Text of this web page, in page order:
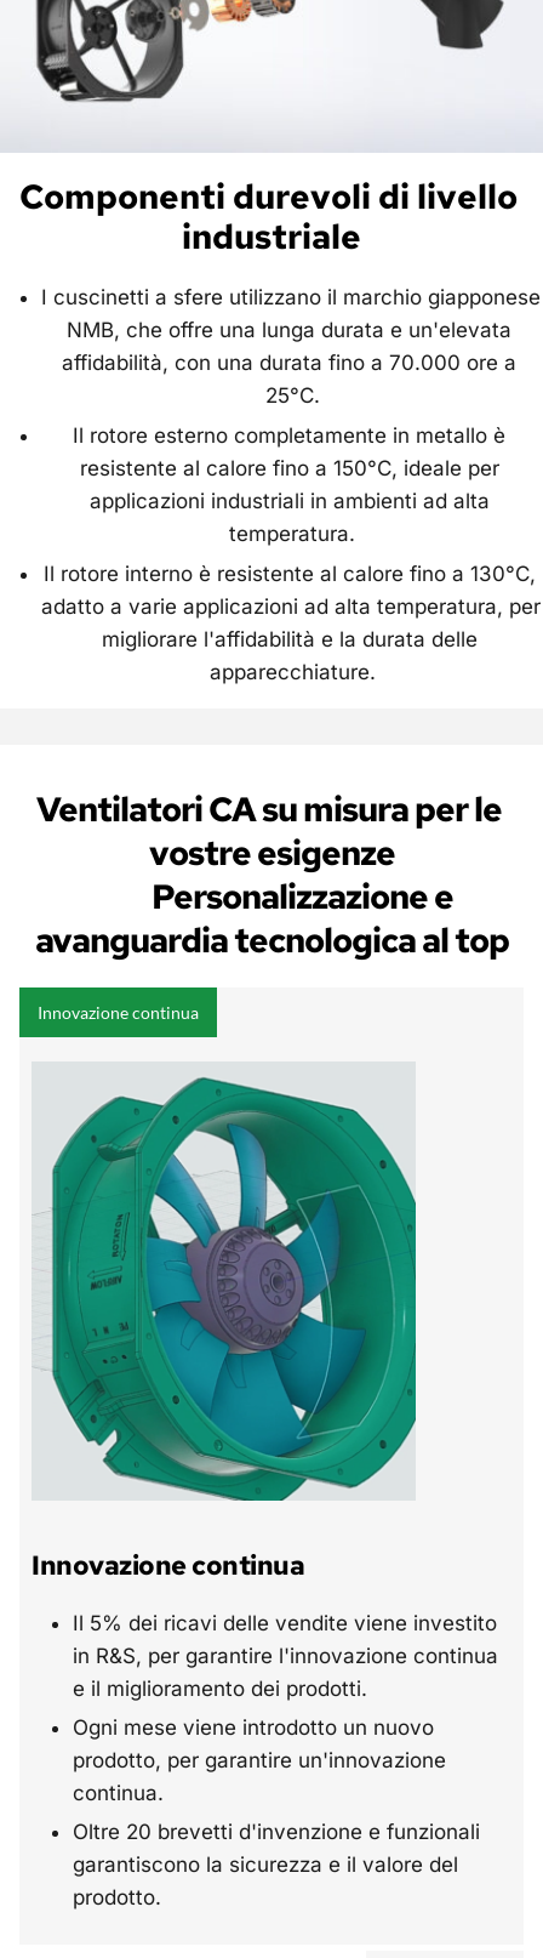
Componenti durevoli di livello
industriale
I cuscinetti a sfere utilizzano il marchio giapponese
NMB, che offre una lunga durata e un'elevata
affidabilità, con una durata fino a 70.000 ore a
25°C.
Il rotore esterno completamente in metallo è
resistente al calore fino a 150°C, ideale per
applicazioni industriali in ambienti ad alta
temperatura.
Il rotore interno è resistente al calore fino a 130°C,
adatto a varie applicazioni ad alta temperatura, per
migliorare l'affidabilità e la durata delle
apparecchiature.
Ventilatori CA su misura per le
vostre esigenze
avanguardia tecnologica al top
Innovazione continua
Innovazione continua
Il 5% dei ricavi delle vendite viene investito
in R&S, per garantire l'innovazione continua
e il miglioramento dei prodotti.
Ogni mese viene introdotto un nuovo
prodotto, per garantire un'innovazione
continua.
Oltre 20 brevetti d'invenzione e funzionali
garantiscono la sicurezza e il valore del
prodotto.